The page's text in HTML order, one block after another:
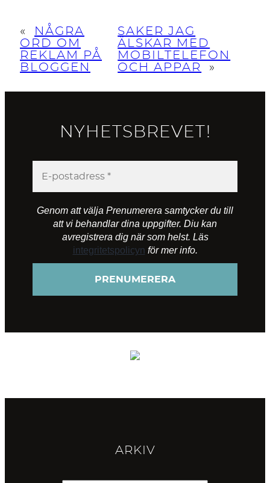
«
NÅGRA
ORD OM
REKLAM PÅ
BLOGGEN
SAKER JAG
ÄLSKAR MED
MOBILTELEFON
OCH APPAR
»
NYHETSBREVET!
Genom att välja Prenumerera samtycker du till
att vi behandlar dina uppgifter. Diu kan
avregistrera dig när som helst. Läs
integritetspolicyn för mer info.
ARKIV